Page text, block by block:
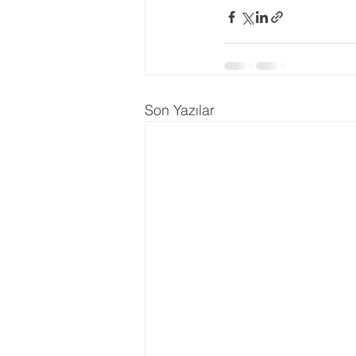
Ergenlik Danışmanlığı
Son Yazılar